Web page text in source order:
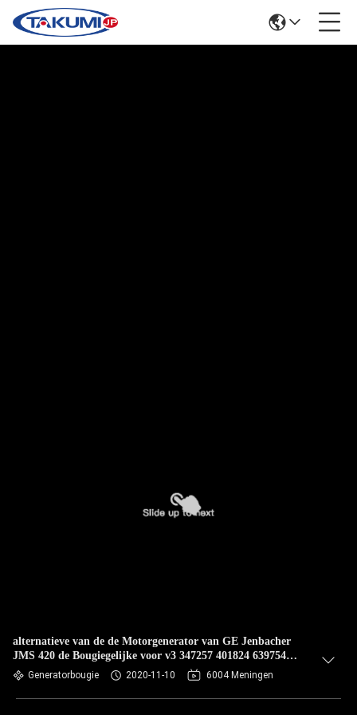
alternatieve van de de Motorgenerator van GE Jenbacher
JMS 420 de Bougiegelijke voor v3 347257 401824 639754
462203
Generatorbougie 2020-11-10 6004 Meningen